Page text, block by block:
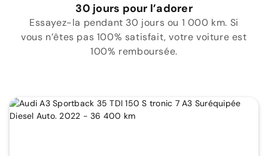
30 jours pour l’adorer
Essayez-la pendant 30 jours ou 1 000 km. Si
vous n’êtes pas 100% satisfait, votre voiture est
100% remboursée.